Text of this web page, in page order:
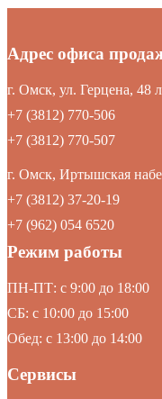
Адрес офиса
г. Омск, ул. Герцена, 48
+7 (3812) 770-506
+7 (3812) 770-507
г. Омск, Иртышская
+7 (3812) 37-20-19
+7 (962) 054 6520
Режим работы
ПН-ПТ: c 9:00 до 18:00
СБ: с 10:00 до 15:00
Обед: с 13:00 до 14:00
Сервисы